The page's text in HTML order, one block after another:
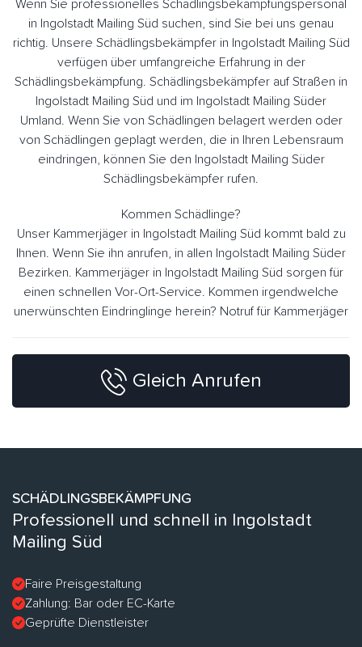
Wenn Sie professionelles Schädlingsbekämpfungspersonal
in Ingolstadt Mailing Süd suchen, sind Sie bei uns genau
richtig. Unsere Schädlingsbekämpfer in Ingolstadt Mailing Süd
verfügen über umfangreiche Erfahrung in der
Schädlingsbekämpfung. Schädlingsbekämpfer auf Straßen in
Ingolstadt Mailing Süd und im Ingolstadt Mailing Süder
Umland. Wenn Sie von Schädlingen belagert werden oder
von Schädlingen geplagt werden, die in Ihren Lebensraum
eindringen, können Sie den Ingolstadt Mailing Süder
Schädlingsbekämpfer rufen.
Kommen Schädlinge?
Unser Kammerjäger in Ingolstadt Mailing Süd kommt bald zu
Ihnen. Wenn Sie ihn anrufen, in allen Ingolstadt Mailing Süder
Bezirken. Kammerjäger in Ingolstadt Mailing Süd sorgen für
einen schnellen Vor-Ort-Service. Kommen irgendwelche
unerwünschten Eindringlinge herein? Notruf für Kammerjäger
Gleich Anrufen
SCHÄDLINGSBEKÄMPFUNG
Professionell und schnell in Ingolstadt
Mailing Süd
Faire Preisgestaltung
Zahlung: Bar oder EC-Karte
Geprüfte Dienstleister